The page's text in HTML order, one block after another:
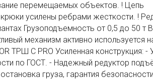
перемещаемых объектов. ! Цепь
усилены ребрами жесткости. !
Грузоподъемность от 0,5 до 50 т
механизм активно используется
ТРШ C PRO Усиленная конструкция: -
по ГОСТ. - Надежный редуктор
груза, гарантия